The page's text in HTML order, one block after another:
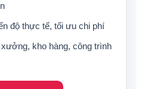
độ thực tế, tối ưu chi phí
kho hàng, công trình